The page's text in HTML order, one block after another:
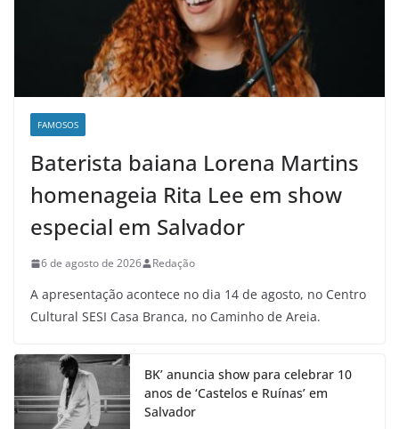
FAMOSOS
Baterista baiana Lorena Martins
homenageia Rita Lee em show
especial em Salvador
6 de agosto de 2026 Redação
A apresentação acontece no dia 14 de agosto, no Centro
Cultural SESI Casa Branca, no Caminho de Areia.
BK’ anuncia show para celebrar 10
anos de ‘Castelos e Ruínas’ em
Salvador